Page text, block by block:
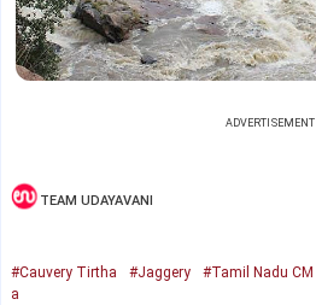
ADVERTISEMENT
TEAM UDAYAVANI
#Cauvery Tirtha #Jaggery #Tamil Nadu CM
a